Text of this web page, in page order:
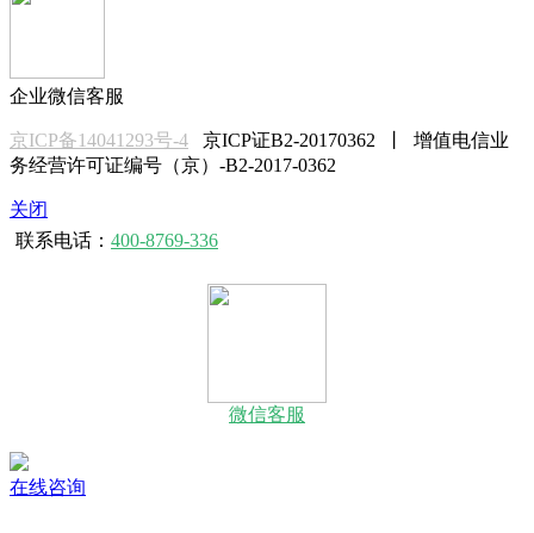
企业微信客服
京ICP备14041293号-4 京ICP证B2-20170362 丨 增值电信业
务经营许可证编号（京）-B2-2017-0362
关闭
联系电话： 400-8769-336
微信客服
在线咨询